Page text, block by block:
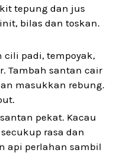
tepung dan jus
bilas dan toskan.
cili padi, tempoyak,
Tambah santan cair
masukkan rebung.
pekat. Kacau
rasa dan
api perlahan sambil